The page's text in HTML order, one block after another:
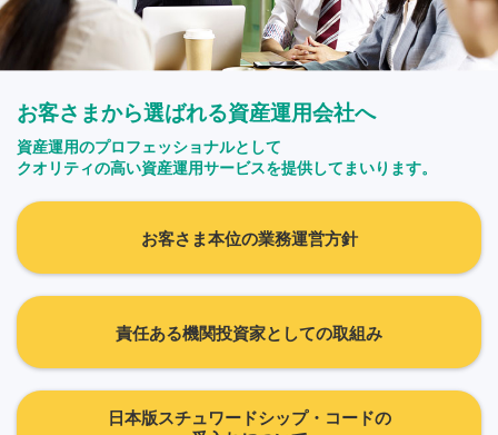
お客さまから選ばれる資産運用会社へ
資産運用のプロフェッショナルとして
クオリティの高い資産運用サービスを提供してまいります。
お客さま本位の業務運営方針
責任ある機関投資家としての取組み
日本版スチュワードシップ・コードの